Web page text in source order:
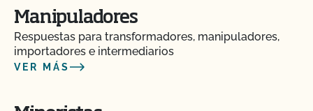
Manipuladores
Respuestas para transformadores, manipuladores,
importadores e intermediarios
VER MÁS